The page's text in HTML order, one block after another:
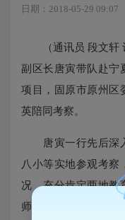
日期：2018-05-29 09:07
（通讯员 段文轩
副区长唐寅带队赴宁
项目，固原市原州区
英陪同考察。
唐寅一行先后深入
八小等实地参观考察
况，充分肯定两地教
师大二附中援建的固